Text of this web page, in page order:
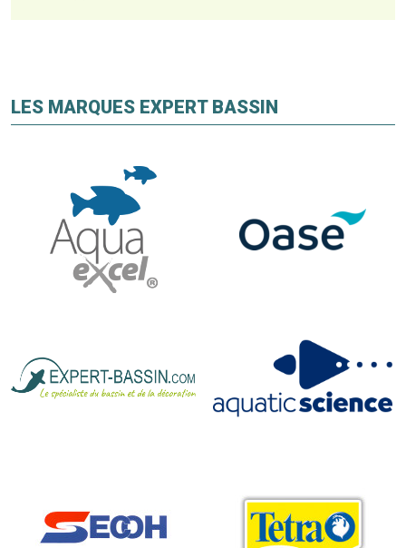
LES MARQUES EXPERT BASSIN